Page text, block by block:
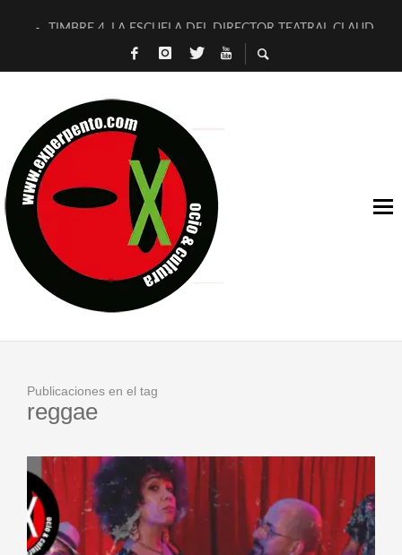
TIMBRE 4, LA ESCUELA DEL DIRECTOR TEATRAL CLAUDIO
30 AÑOS (NO ES NADA) DE LA KATARSIS DEL TOMATAZO
D’BALDOMEROS REINVENTAN [BITÁCORA 3.0] EN EXVITA
MARSHALL FLASH PRESENTA EN EXVITA [RELATIVA
JOFRE BARDAGÍ EN EXVITA INTERPRETANDO A SERRAT
YORCH PRESENTA [CURSO DE ARMONÍA PERSECUTORIA]
MAGALÍ SARE NOS EXPLICA [DESCASADA]
«NO TENGO PUTOS SUEÑOS»
Publicaciones en el tag
reggae